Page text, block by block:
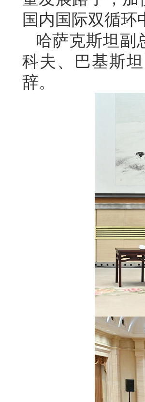
国内国际双循环
哈萨克斯坦副
科夫、巴基斯
辞。